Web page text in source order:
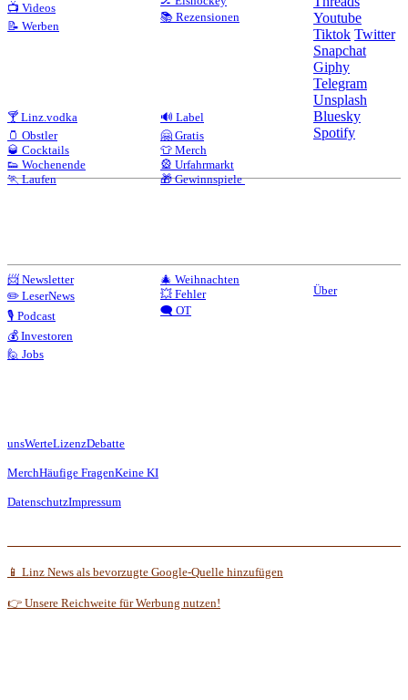
📺 Videos
📝 Werben
📚 Rezensionen
🍸 Linz.vodka
🫙 Obstler
🥃 Cocktails
👟 Wochenende
🏃 Laufen
🔊 Label
🤗 Gratis
👕 Merch
🎡 Urfahrmarkt
🎁 Gewinnspiele
📨 Newsletter
✏️ LeserNews
🎙️ Podcast
💰 Investoren
🙋 Jobs
🎄 Weihnachten
💥 Fehler
🗨️ OT
Youtube
Tiktok Twitter
Snapchat
Giphy
Telegram
Unsplash
Bluesky
Spotify
Über
unsWerteLizenzDebatte
MerchHäufige FragenKeine KI
DatenschutzImpressum
📱 Linz News als bevorzugte Google-Quelle hinzufügen
👉 Unsere Reichweite für Werbung nutzen!